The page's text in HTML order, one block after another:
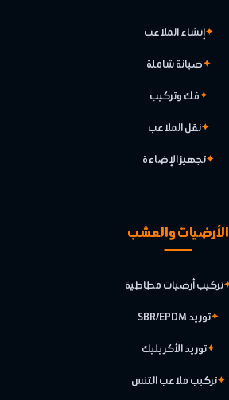
إنشاء الملاعب
صيانة شاملة
فك وتركيب
نقل الملاعب
تجهيز الإضاءة
الأرضيات والعشب
تركيب أرضيات مطاطية
توريد SBR/EPDM
توريد الأكريليك
تركيب ملاعب التنس